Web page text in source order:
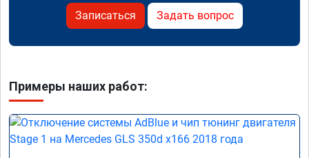
Записаться Задать вопрос
Примеры наших работ: